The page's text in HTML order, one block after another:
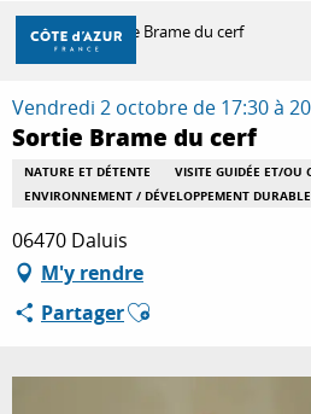
Aller
contenu
principal
DÉCOUVRIR
À FAIRE
SÉJOURNER
Accueil Sortie Brame du cerf
Vendredi 2 octobre de 17:30 à
Sortie Brame du cerf
NATURE ET DÉTENTE VISITE GUIDÉE ET/OU
ENVIRONNEMENT / DÉVELOPPEMENT DURABLE
06470 Daluis
M'y rendre
PartagerAjouter aux favoris